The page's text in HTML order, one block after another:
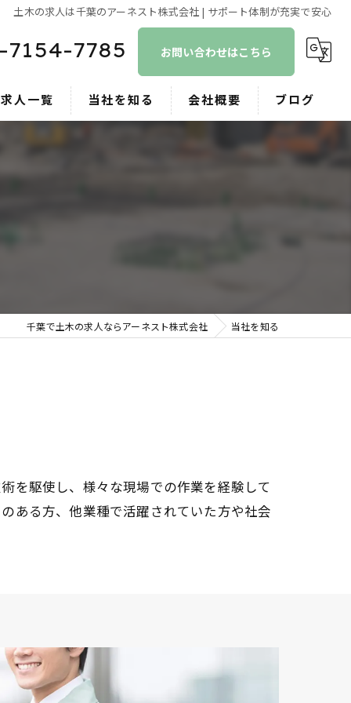
土木の求人は千葉のアーネスト株式会社 | サポート体制が充実で安心
7785 お問い合わせはこちら
求人一覧 当社を知る 会社概要 ブログ
コラム
千葉で土木の求人ならアーネスト株式会社 当社を知る
を駆使し、様々な現場での作業を経験して
ある方、他業種で活躍されていた方や社会